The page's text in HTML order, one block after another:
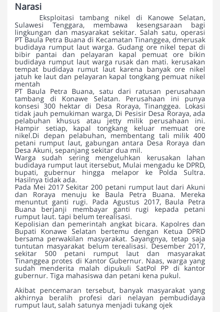
Narasi
Eksploitasi tambang nikel di Kanowe Selatan,
Sulawesi Tenggara, membawa kesengsaraan bagi
lingkungan dan masyarakat sekitar. Salah satu, operasi
PT Baula Petra Buana di Kecamatan Tinanggea, dmerusak
budidaya rumput laut warga. Gudang ore nikel tepat di
bibir pantai dan pelayaran kapal pemuat ore bikin
budidaya rumput laut warga rusak dan mati. kerusakan
tempat budidaya rumut laut karena banyak ore nikel
jatuh ke laut dan pelayaran kapal tongkang pemuat nikel
mentah
PT Baula Petra Buana, satu dari ratusan perusahaan
tambang di Konawe Selatan. Perusahaan ini punya
konsesi 300 hektar di Desa Roraya, Tinanggea. Lokasi
tidak jauh pemukiman warga, Di Pesisir Desa Roraya, ada
pelabuhan khusus atau jetty milik perusahaan ini.
Hampir setiap, kapal tongkang keluar memuat ore
nikel.Di depan pelabuhan, membentang tali milik 400
petani rumput laut, gabungan antara Desa Roraya dan
Desa Akuni, sepanjang sekitar dua mil.
Warga sudah sering mengeluhkan kerusakan lahan
budidaya rumput laut itersebut, Mulai mengadu ke DPRD,
bupati, gubernur hingga melapor ke Polda Sultra.
Hasilnya tidak ada.
Pada Mei 2017 Sekitar 200 petani rumput laut dari Akuni
dan Roraya menuju ke Baula Petra Buana. Mereka
menuntut ganti rugi. Pada Agustus 2017, Baula Petra
Buana berjanji membayar ganti rugi kepada petani
rumput laut. tapi belum terealisasi.
Kepolisian dan pemerintah angkat bicara. Kapolres dan
Bupati Konawe Selatan bertemu dengan Ketua DPRD
bersama perwakilan masyarakat. Sayangnya, tetap saja
tuntutan masyarakat belum terealisasi. Desember 2017,
sekitar 500 petani rumput laut dan masyarakat
Tinanggea protes di Kantor Gubernur. Naas, warga yang
sudah menderita malah dipukuli SatPol PP di kantor
gubernur. Tiga mahasiswa dan petani kena pukul.
Akibat pencemaran tersebut, banyak masyarakat yang
akhirnya beralih profesi dari nelayan pembudidaya
rumput laut, salah satunya menjadi tukang ojek